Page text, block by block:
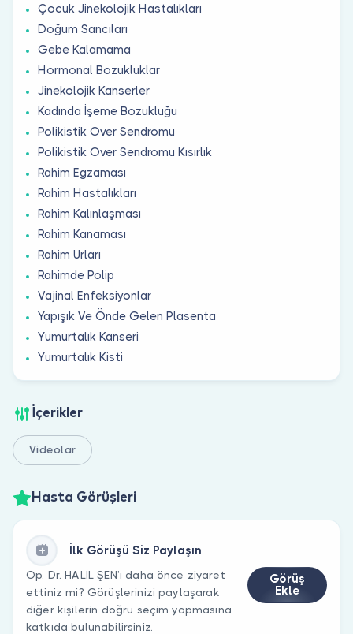
Çocuk Jinekolojik Hastalıkları
Doğum Sancıları
Gebe Kalamama
Hormonal Bozukluklar
Jinekolojik Kanserler
Kadında İşeme Bozukluğu
Polikistik Over Sendromu
Polikistik Over Sendromu Kısırlık
Rahim Egzaması
Rahim Hastalıkları
Rahim Kalınlaşması
Rahim Kanaması
Rahim Urları
Rahimde Polip
Vajinal Enfeksiyonlar
Yapışık Ve Önde Gelen Plasenta
Yumurtalık Kanseri
Yumurtalık Kisti
İçerikler
Videolar
Hasta Görüşleri
İlk Görüşü Siz Paylaşın
Op. Dr. HALİL ŞEN’ı daha önce ziyaret
ettiniz mi? Görüşlerinizi paylaşarak
diğer kişilerin doğru seçim yapmasına
katkıda bulunabilirsiniz.
Görüş
Ekle